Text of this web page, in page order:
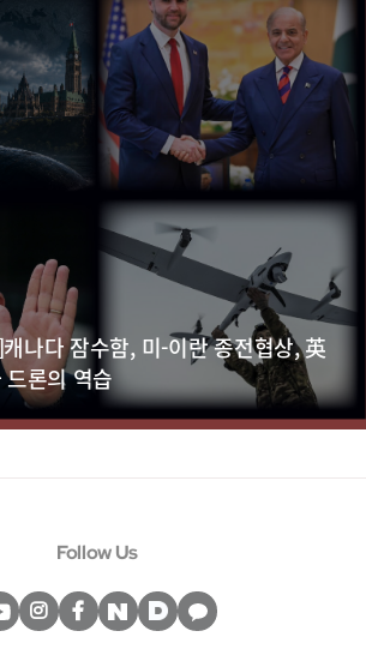
나다 잠수함, 미-이란 종전협상, 英
론의 역습
Follow Us